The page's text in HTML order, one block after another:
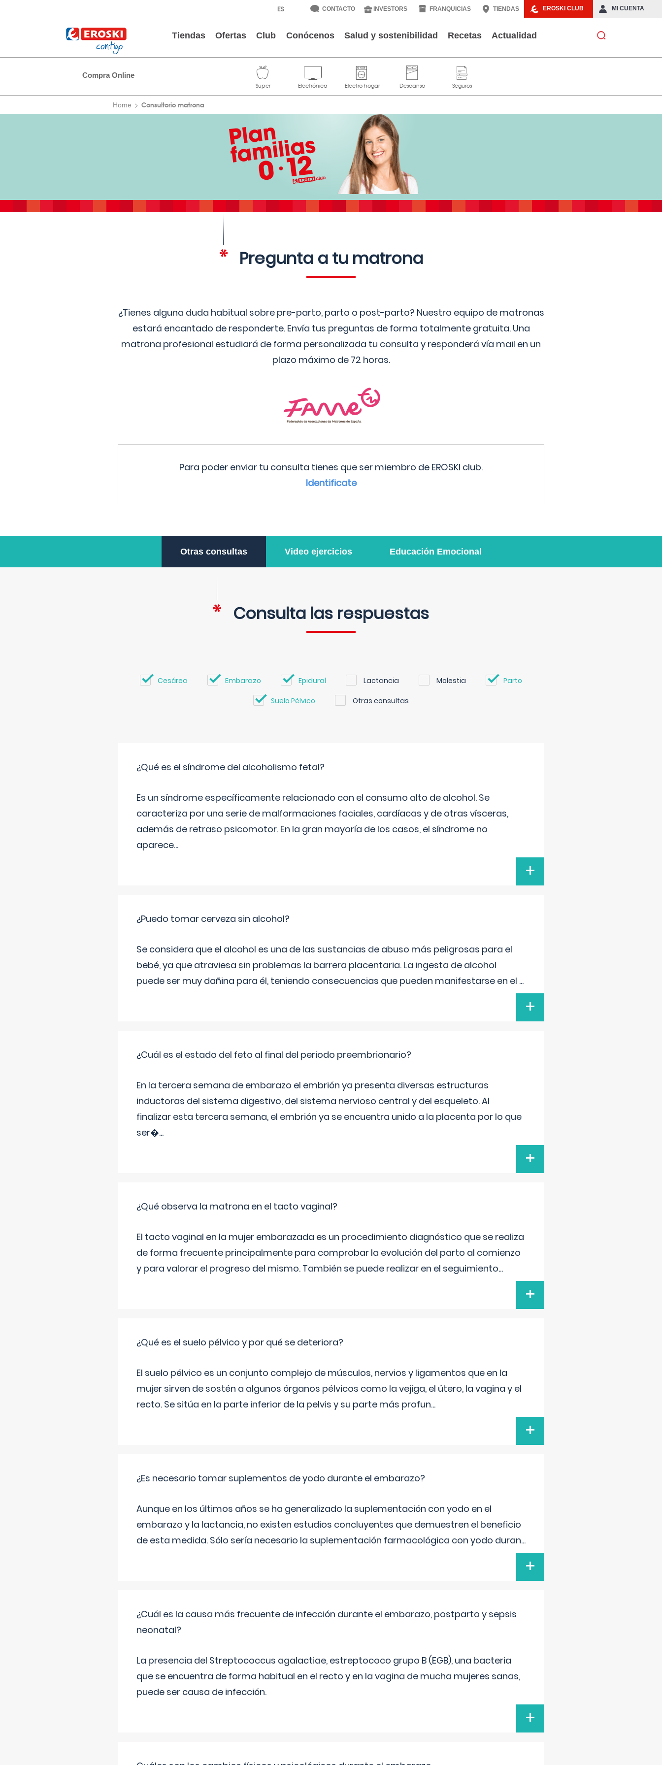
EROSKI CLUB MI CUENTA
CONTACTO INVESTORS FRANQUICIAS TIENDAS
Tiendas Ofertas Club Conócenos Salud y sostenibilidad Recetas Actualidad
Compra Online
Home Consultorio matrona
Pregunta a tu matrona
¿Tienes alguna duda habitual sobre pre-parto, parto o post-parto? Nuestro equipo de matronas
estará encantado de responderte. Envía tus preguntas de forma totalmente gratuita. Una
matrona profesional estudiará de forma personalizada tu consulta y responderá vía mail en un
plazo máximo de 72 horas.
Para poder enviar tu consulta tienes que ser miembro de EROSKI club.
Identificate
Otras consultas Video ejercicios Educación Emocional
Consulta las respuestas
Cesárea Embarazo Epidural Lactancia Molestia Parto
Suelo Pélvico Otras consultas
¿Qué es el síndrome del alcoholismo fetal?
Es un síndrome específicamente relacionado con el consumo alto de alcohol. Se
caracteriza por una serie de malformaciones faciales, cardíacas y de otras vísceras,
además de retraso psicomotor. En la gran mayoría de los casos, el síndrome no
aparece...
+
¿Puedo tomar cerveza sin alcohol?
Se considera que el alcohol es una de las sustancias de abuso más peligrosas para el
bebé, ya que atraviesa sin problemas la barrera placentaria. La ingesta de alcohol
puede ser muy dañina para él, teniendo consecuencias que pueden manifestarse en el ...
+
¿Cuál es el estado del feto al final del periodo preembrionario?
En la tercera semana de embarazo el embrión ya presenta diversas estructuras
inductoras del sistema digestivo, del sistema nervioso central y del esqueleto. Al
finalizar esta tercera semana, el embrión ya se encuentra unido a la placenta por lo que
ser�...
+
¿Qué observa la matrona en el tacto vaginal?
El tacto vaginal en la mujer embarazada es un procedimiento diagnóstico que se realiza
de forma frecuente principalmente para comprobar la evolución del parto al comienzo
y para valorar el progreso del mismo. También se puede realizar en el seguimiento...
+
¿Qué es el suelo pélvico y por qué se deteriora?
El suelo pélvico es un conjunto complejo de músculos, nervios y ligamentos que en la
mujer sirven de sostén a algunos órganos pélvicos como la vejiga, el útero, la vagina y el
recto. Se sitúa en la parte inferior de la pelvis y su parte más profun...
+
¿Es necesario tomar suplementos de yodo durante el embarazo?
Aunque en los últimos años se ha generalizado la suplementación con yodo en el
embarazo y la lactancia, no existen estudios concluyentes que demuestren el beneficio
de esta medida. Sólo sería necesario la suplementación farmacológica con yodo duran...
+
¿Cuál es la causa más frecuente de infección durante el embarazo, postparto y sepsis
neonatal?
La presencia del Streptococcus agalactiae, estreptococo grupo B (EGB), una bacteria
que se encuentra de forma habitual en el recto y en la vagina de mucha mujeres sanas,
puede ser causa de infección.
+